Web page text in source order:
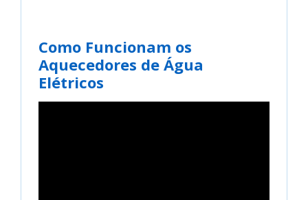
Como Funcionam os
Aquecedores de Água
Elétricos